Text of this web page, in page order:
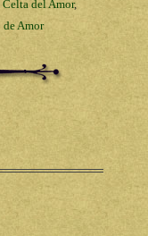
del Amor,
Amor